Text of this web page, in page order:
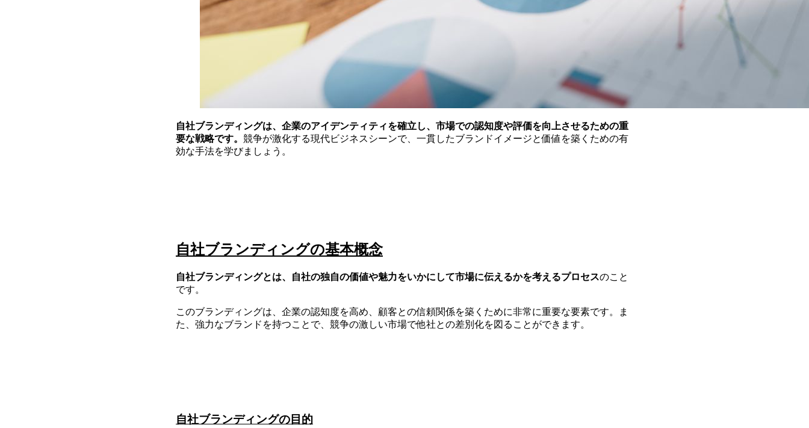
自社ブランディングは、企業のアイデンティティを確立し、市場での認知度や評価を向上させるための重
要な戦略です。 競争が激化する現代ビジネスシーンで、一貫したブランドイメージと価値を築くための有
効な手法を学びましょう。
自社ブランディングの基本概念
自社ブランディングとは、自社の独自の価値や魅力をいかにして市場に伝えるかを考えるプロセスのこと
です。
このブランディングは、企業の認知度を高め、顧客との信頼関係を築くために非常に重要な要素です。ま
た、強力なブランドを持つことで、競争の激しい市場で他社との差別化を図ることができます。
自社ブランディングの目的